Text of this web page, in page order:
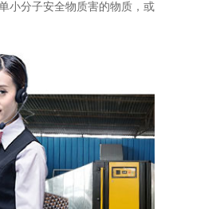
小分子安全物质害的物质，或